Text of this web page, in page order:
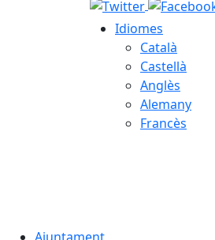
Idiomes
Català
Castellà
Anglès
Alemany
Francès